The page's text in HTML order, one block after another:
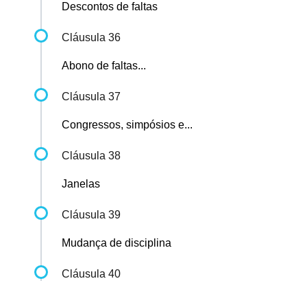
Descontos de faltas
Cláusula 36
Abono de faltas...
Cláusula 37
Congressos, simpósios e...
Cláusula 38
Janelas
Cláusula 39
Mudança de disciplina
Cláusula 40